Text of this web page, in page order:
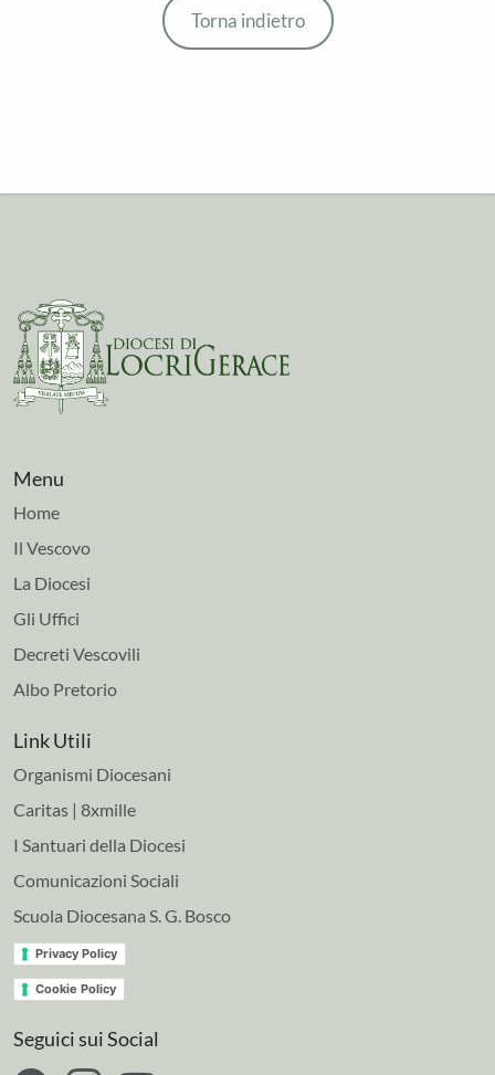
Torna indietro
Menu
Home
Il Vescovo
La Diocesi
Gli Uffici
Decreti Vescovili
Albo Pretorio
Link Utili
Organismi Diocesani
Caritas | 8xmille
I Santuari della Diocesi
Comunicazioni Sociali
Scuola Diocesana S. G. Bosco
Privacy Policy
Cookie Policy
Seguici sui Social